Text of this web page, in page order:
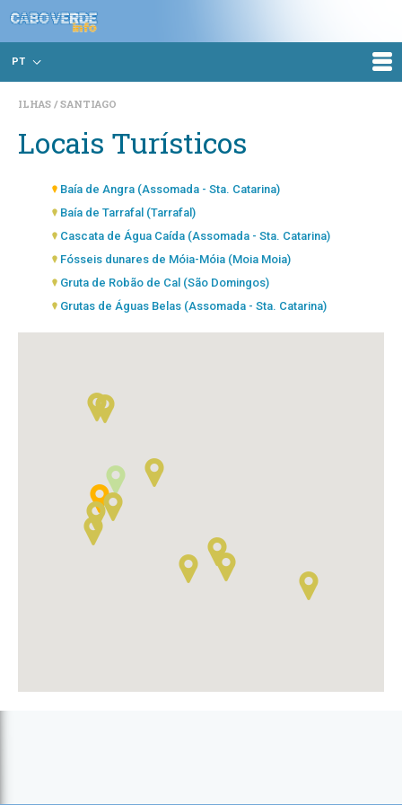
PT
ILHAS SANTIAGO
Locais Turísticos
Baía de Angra (Assomada - Sta. Catarina)
Baía de Tarrafal (Tarrafal)
Cascata de Água Caída (Assomada - Sta. Catarina)
Fósseis dunares de Móia-Móia (Moia Moia)
Gruta de Robão de Cal (São Domingos)
Grutas de Águas Belas (Assomada - Sta. Catarina)
Miradouro de Pedra Branca (Assomada - Sta. Catarina)
Catarina)
Pico de Antónia (Rui Vaz)
Rocha Fundino - Pilão (Assomada - Sta. Catarina)